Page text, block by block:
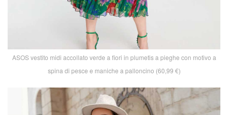
ASOS vestito midi accollato verde a fiori in plumetis a pieghe con motivo a
spina di pesce e maniche a palloncino (60,99 €)